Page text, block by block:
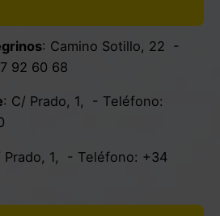
: Camino Sotillo, 22 -
92 60 68
: C/ Prado, 1, - Teléfono:
Prado, 1, - Teléfono: +34